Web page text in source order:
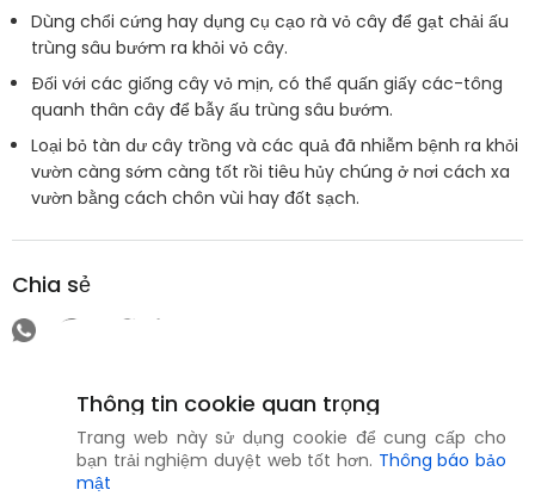
Dùng chổi cứng hay dụng cụ cạo rà vỏ cây để gạt chải ấu
trùng sâu bướm ra khỏi vỏ cây.
Đối với các giống cây vỏ mịn, có thể quấn giấy các-tông
quanh thân cây để bẫy ấu trùng sâu bướm.
Loại bỏ tàn dư cây trồng và các quả đã nhiễm bệnh ra khỏi
vườn càng sớm càng tốt rồi tiêu hủy chúng ở nơi cách xa
vườn bằng cách chôn vùi hay đốt sạch.
Chia sẻ
Thông tin cookie quan trọng
Trang web này sử dụng cookie để cung cấp cho
bạn trải nghiệm duyệt web tốt hơn. Thông báo bảo
mật